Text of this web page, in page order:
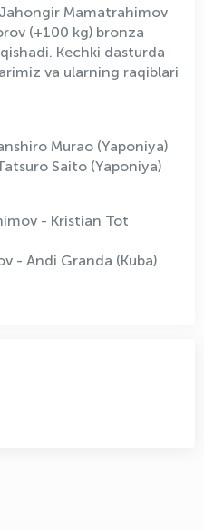
Mamatrahimov
(+100 kg) bronza
Kechki dasturda
va ularning raqiblari
Murao (Yaponiya)
Saito (Yaponiya)
- Kristian Tot
- Andi Granda (Kuba)